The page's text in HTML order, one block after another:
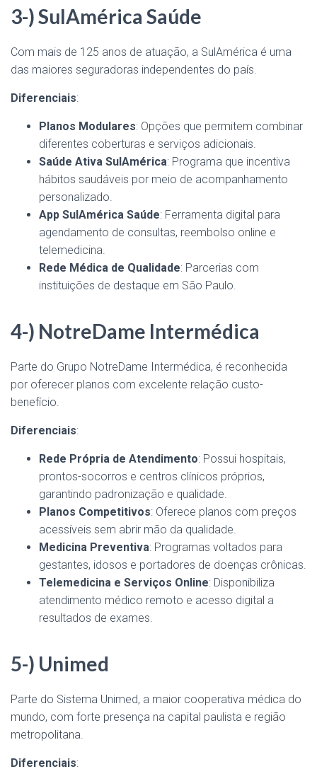
3-) SulAmérica Saúde
Com mais de 125 anos de atuação, a SulAmérica é uma
das maiores seguradoras independentes do país.
Diferenciais:
Planos Modulares: Opções que permitem combinar
diferentes coberturas e serviços adicionais.
Saúde Ativa SulAmérica: Programa que incentiva
hábitos saudáveis por meio de acompanhamento
personalizado.
App SulAmérica Saúde: Ferramenta digital para
agendamento de consultas, reembolso online e
telemedicina.
Rede Médica de Qualidade: Parcerias com
instituições de destaque em São Paulo.
4-) NotreDame Intermédica
Parte do Grupo NotreDame Intermédica, é reconhecida
por oferecer planos com excelente relação custo-
benefício.
Diferenciais:
Rede Própria de Atendimento: Possui hospitais,
prontos-socorros e centros clínicos próprios,
garantindo padronização e qualidade.
Planos Competitivos: Oferece planos com preços
acessíveis sem abrir mão da qualidade.
Medicina Preventiva: Programas voltados para
gestantes, idosos e portadores de doenças crônicas.
Telemedicina e Serviços Online: Disponibiliza
atendimento médico remoto e acesso digital a
resultados de exames.
5-) Unimed
Parte do Sistema Unimed, a maior cooperativa médica do
mundo, com forte presença na capital paulista e região
metropolitana.
Diferenciais: